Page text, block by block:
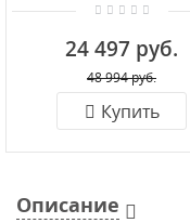
24 497 руб.
48 994 руб.
Купить
Описание